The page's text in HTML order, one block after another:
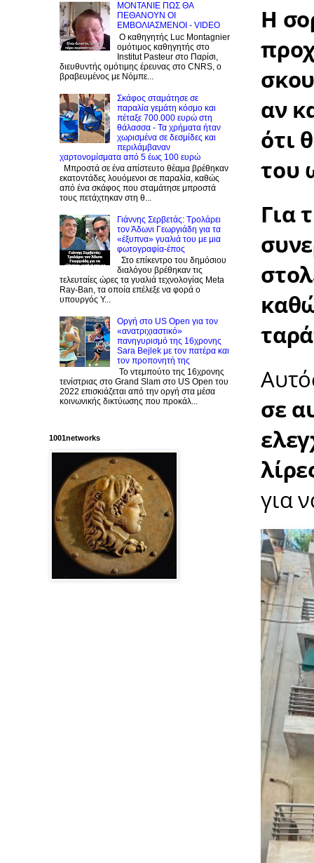
Η
αν
ότι
του
Για
σε
για
ΜΟΝΤΑΝΙΕ ΠΩΣ ΘΑ
ΠΕΘΑΝΟΥΝ ΟΙ
ΕΜΒΟΛΙΑΣΜΕΝΟΙ - VIDEO
Ο καθηγητής Luc Montagnier
ομότιμος καθηγητής στο
Institut Pasteur στο Παρίσι,
διευθυντής ομότιμης έρευνας στο CNRS, o
βραβευμένος με Νόμπε...
Σκάφος σταμάτησε σε
παραλία γεμάτη κόσμο και
πέταξε 700.000 ευρώ στη
θάλασσα - Τα χρήματα ήταν
χωρισμένα σε δεσμίδες και
περιλάμβαναν
χαρτονομίσματα από 5 έως 100 ευρώ
Μπροστά σε ένα απίστευτο θέαμα βρέθηκαν
εκατοντάδες λουόμενοι σε παραλία, καθώς
από ένα σκάφος που σταμάτησε μπροστά
τους πετάχτηκαν στη θ...
Γιάννης Σερβετάς: Τρολάρει
τον Άδωνι Γεωργιάδη για τα
«έξυπνα» γυαλιά του με μια
φωτογραφία-έπος
Στο επίκεντρο του δημόσιου
διαλόγου βρέθηκαν τις
τελευταίες ώρες τα γυαλιά τεχνολογίας Meta
Ray-Ban, τα οποία επέλεξε να φορά ο
υπουργός Υ...
Οργή στο US Open για τον
«ανατριχιαστικό»
πανηγυρισμό της 16χρονης
Sara Bejlek με τον πατέρα και
τον προπονητή της
Το ντεμπούτο της 16χρονης
τενίστριας στο Grand Slam στο US Open του
2022 επισκιάζεται από την οργή στα μέσα
κοινωνικής δικτύωσης που προκάλ...
1001networks